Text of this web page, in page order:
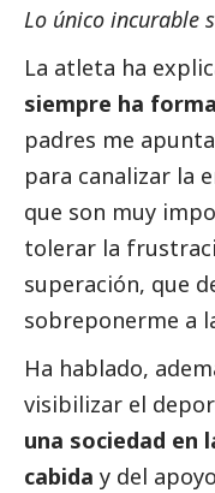
Lo único incurable
La atleta ha
siempre ha
padres me
para canalizar la
que son muy
tolerar la
superación, que
sobreponerme a
Ha hablado,
visibilizar el
una sociedad en
cabida y del